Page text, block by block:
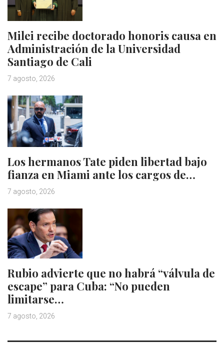
Milei recibe doctorado honoris causa en
Administración de la Universidad
Santiago de Cali
7 agosto, 2026
Los hermanos Tate piden libertad bajo
fianza en Miami ante los cargos de…
7 agosto, 2026
Rubio advierte que no habrá “válvula de
escape” para Cuba: “No pueden
limitarse…
7 agosto, 2026